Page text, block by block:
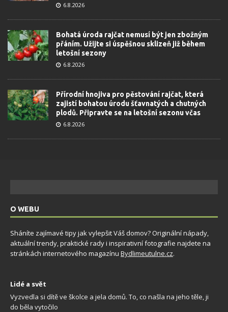
6.8.2026
Bohatá úroda rajčat nemusí být jen zbožným
přáním. Užijte si úspěšnou sklizeň již během
letošní sezony
6.8.2026
Přírodní hnojiva pro pěstování rajčat, která
zajistí bohatou úrodu šťavnatých a chutných
plodů. Připravte se na letošní sezonu včas
6.8.2026
O WEBU
Sháníte zajímavé tipy jak vylepšit Váš domov? Originální nápady,
aktuální trendy, praktické rady i inspirativní fotografie najdete na
stránkách internetového magazínu Bydlimeutulne.cz.
Lidé a svět
Vyzvedla si dítě ve školce a jela domů. To, co našla na jeho těle, ji
do běla vytočilo